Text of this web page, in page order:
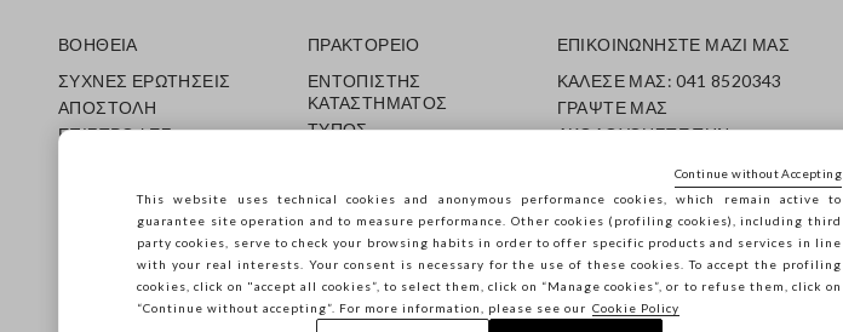
ΒΟΗΘΕΙΑ
ΣΥΧΝΕΣ ΕΡΩΤΗΣΕΙΣ
ΑΠΟΣΤΟΛΗ
ΕΠΙΣΤΡΟΦΕΣ
Guida alle taglie
ΠΡΑΚΤΟΡΕΙΟ
ΕΝΤΟΠΙΣΤΗΣ
ΚΑΤΑΣΤΗΜΑΤΟΣ
ΤΥΠΟΣ
Accessibility
Βιωσιμότητα
ΕΠΙΚΟΙΝΩΝΗΣΤΕ ΜΑΖΙ ΜΑΣ
ΚΑΛΕΣΕ ΜΑΣ: 041 8520343
ΓΡΑΨΤΕ ΜΑΣ
ΑΚΟΛΟΥΘΗΣΤΕ ΤΗΝ
This website uses technical cookies and anonymous performance cookies, which remain active to
guarantee site operation and to measure performance. Other cookies (profiling cookies), including third
party cookies, serve to check your browsing habits in order to offer specific products and services in line
with your real interests. Your consent is necessary for the use of these cookies. To accept the profiling
cookies, click on "accept all cookies”, to select them, click on “Manage cookies”, or to refuse them, click on
“Continue without accepting”. For more information, please see our Cookie Policy
Continue without Accepting